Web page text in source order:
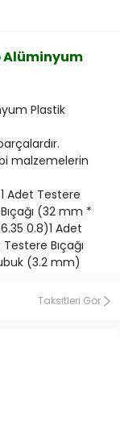
Alüminyum
Plastik
malzemelerin
Adet Testere
(32 mm *
0.8)1 Adet
Bıçağı
(3.2 mm)
Taksitleri Gör